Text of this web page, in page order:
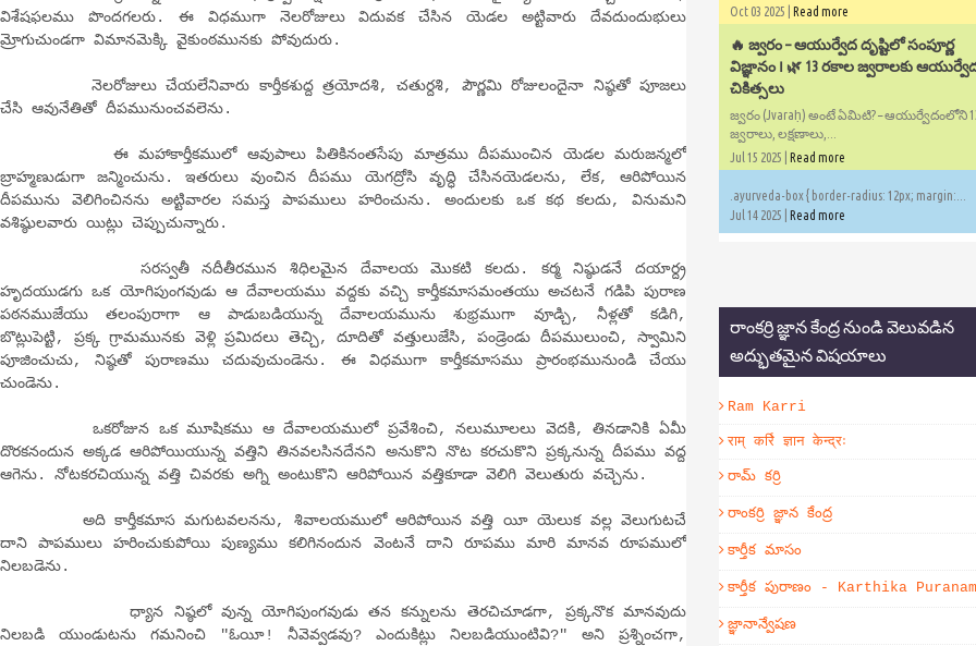
విశేషఫలము పొందగలరు. ఈ విధముగా నెలరోజులు విదువక చేసిన యెడల అట్టివారు దేవదుందుభులు
మ్రోగుచుండగా విమానమెక్కి వైకుంఠమునకు పోవుదురు.
నెలరోజులు చేయలేనివారు కార్తీకశుద్ద త్రయోదశి, చతుర్దశి, పౌర్ణమి రోజులందైనా నిష్ఠతో పూజలు
చేసి ఆవునేతితో దీపమునుంచవలెను.
ఈ మహాకార్తీకములో ఆవుపాలు పితికినంతసేపు మాత్రము దీపముంచిన యెడల మరుజన్మలో
బ్రాహ్మణుడుగా జన్మించును. ఇతరులు వుంచిన దీపము యెగద్రోసి వృద్ధి చేసినయెడలను, లేక, ఆరిపోయిన
దీపమును వెలిగించినను అట్టివారల సమస్త పాపములు హరించును. అందులకు ఒక కథ కలదు, వినుమని
వశిష్ఠులవారు యిట్లు చెప్పుచున్నారు.
సరస్వతీ నదీతీరమున శిధిలమైన దేవాలయ మొకటి కలదు. కర్మ నిష్ఠుడనే దయార్ద్ర
హృదయుడగు ఒక యోగిపుంగవుడు ఆ దేవాలయము వద్దకు వచ్చి కార్తీకమాసమంతయు అచటనే గడిపి పురాణ
పఠనముజేయు తలంపురాగా ఆ పాడుబడియున్న దేవాలయమును శుభ్రముగా వూడ్చి, నీళ్లతో కడిగి,
బొట్లుపెట్టి, ప్రక్క గ్రామమునకు వెళ్లి ప్రమిదలు తెచ్చి, దూదితో వత్తులుజేసి, పండ్రెండు దీపములుంచి, స్వామిని
పూజించుచు, నిష్ఠతో పురాణము చదువుచుండెను. ఈ విధముగా కార్తీకమాసము ప్రారంభమునుండి చేయు
చుండెను.
ఒకరోజున ఒక మూషికము ఆ దేవాలయములో ప్రవేశించి, నలుమూలలు వెదకి, తినడానికి ఏమీ
దొరకనందున అక్కడ ఆరిపోయియున్న వత్తిని తినవలసినదేనని అనుకొని నొట కరచుకొని ప్రక్కనున్న దీపము వద్ద
ఆగెను. నోటకరచియున్న వత్తి చివరకు అగ్ని అంటుకొని ఆరిపోయిన వత్తికూడా వెలిగి వెలుతురు వచ్చెను.
అది కార్తీకమాస మగుటవలనను, శివాలయములో ఆరిపోయిన వత్తి యీ యెలుక వల్ల వెలుగుటచే
దాని పాపములు హరించుకుపోయి పుణ్యము కలిగినందున వెంటనే దాని రూపము మారి మానవ రూపములో
నిలబడెను.
ధ్యాన నిష్ఠలో వున్న యోగిపుంగవుడు తన కన్నులను తెరచిచూడగా, ప్రక్కనొక మానవుదు
నిలబడి యుండుటను గమనించి "ఓయీ! నీవెవ్వడవు? ఎందుకిట్లు నిలబడియుంటివి?" అని ప్రశ్నించగా,
Oct 03 2025 | Read more
🔥 జ్వరం – ఆయుర్వేద దృష్టిలో సంపూర్ణ
విజ్ఞానం ౹ 🌿 13 రకాల జ్వరాలకు
చికిత్సలు
జ్వరం (Jvaraḥ) అంటే ఏమిటి? – ఆయుర్వేదంలోని
జ్వరాలు, లక్షణాలు,...
Jul 15 2025 | Read more
.ayurveda-box { border-radius: 12px; margin:...
Jul 14 2025 | Read more
రాంకర్రి జ్ఞాన కేంద్ర నుండి వెలువడిన
అద్భుతమైన విషయాలు
Ram Karri
राम् कर्रि ज्ञान केन्द्रः
రామ్ కర్రి
రాంకర్రి జ్ఞాన కేంద్ర
కార్తీక మాసం
కార్తీక పురాణం - Karthika Puranam
జ్ఞానాన్వేషణ